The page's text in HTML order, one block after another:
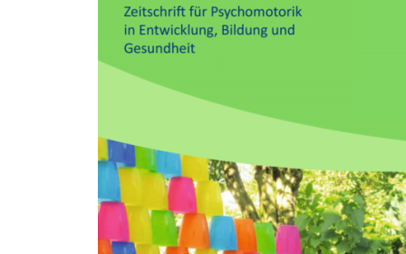
Zum Anfang der Bildergalerie springen